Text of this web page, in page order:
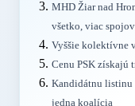
MHD Žiar nad
všetko, viac
Vyššie kolektívne
Cenu PSK získajú
Kandidátnu listinu
jedna koalícia